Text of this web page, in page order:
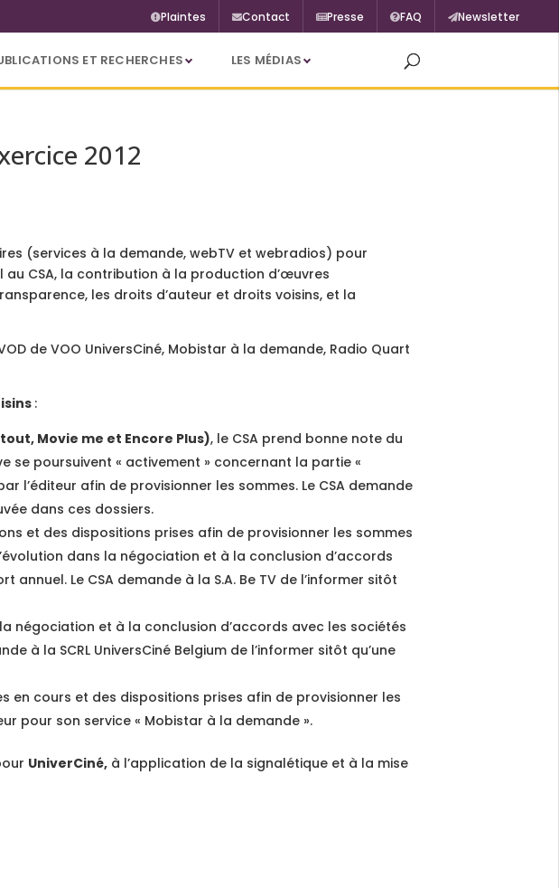
Plaintes Contact Presse FAQ Newsletter
ET RECHERCHES LES MÉDIAS
2012
(services à la demande, webTV et webradios) pour
au CSA, la contribution à la production d’œuvres
les droits d’auteur et droits voisins, et la
de VOO UniversCiné, Mobistar à la demande, Radio Quart
:
Movie me et Encore Plus), le CSA prend bonne note du
se poursuivent « activement » concernant la partie «
afin de provisionner les sommes. Le CSA demande
dans ces dossiers.
et des dispositions prises afin de provisionner les sommes
dans la négociation et à la conclusion d’accords
Le CSA demande à la S.A. Be TV de l’informer sitôt
négociation et à la conclusion d’accords avec les sociétés
à la SCRL UniversCiné Belgium de l’informer sitôt qu’une
en cours et des dispositions prises afin de provisionner les
pour son service « Mobistar à la demande ».
UniverCiné, à l’application de la signalétique et à la mise